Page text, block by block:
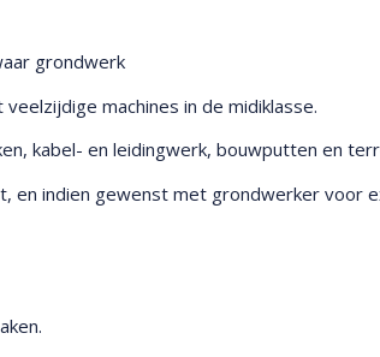
grondwerk
machines in de midiklasse.
kabel- en leidingwerk, bouwputten en
en indien gewenst met grondwerker voor